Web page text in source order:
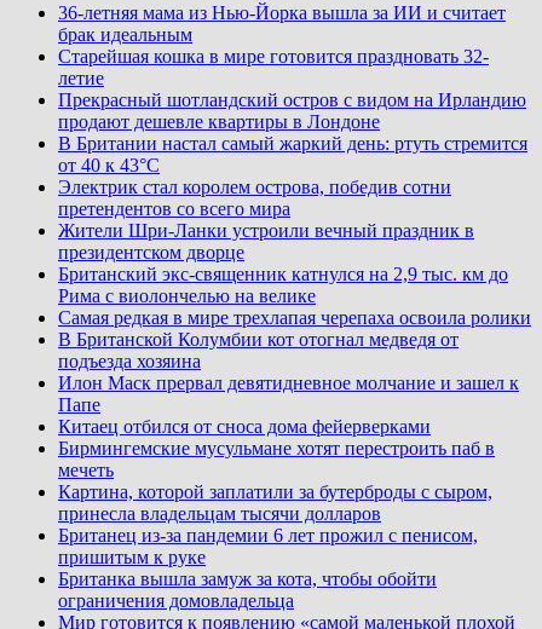
36-летняя мама из Нью-Йорка вышла за ИИ и считает
брак идеальным
Старейшая кошка в мире готовится праздновать 32-
летие
Прекрасный шотландский остров с видом на Ирландию
продают дешевле квартиры в Лондоне
В Британии настал самый жаркий день: ртуть стремится
от 40 к 43°C
Электрик стал королем острова, победив сотни
претендентов со всего мира
Жители Шри-Ланки устроили вечный праздник в
президентском дворце
Британский экс-священник катнулся на 2,9 тыс. км до
Рима с виолончелью на велике
Самая редкая в мире трехлапая черепаха освоила ролики
В Британской Колумбии кот отогнал медведя от
подъезда хозяина
Илон Маск прервал девятидневное молчание и зашел к
Папе
Китаец отбился от сноса дома фейерверками
Бирмингемские мусульмане хотят перестроить паб в
мечеть
Картина, которой заплатили за бутерброды с сыром,
принесла владельцам тысячи долларов
Британец из-за пандемии 6 лет прожил с пенисом,
пришитым к руке
Британка вышла замуж за кота, чтобы обойти
ограничения домовладельца
Мир готовится к появлению «самой маленькой плохой